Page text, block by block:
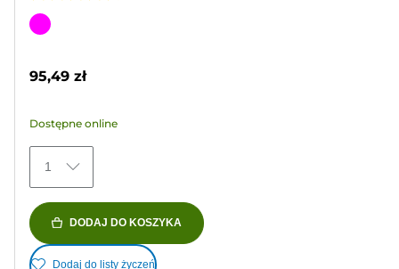
na
63
Wkład
95,49 zł
Dostępne online
1
DODAJ DO KOSZYKA
Dodaj do listy życzeń